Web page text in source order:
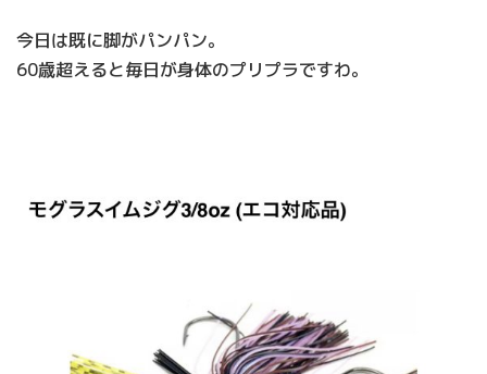
今日は既に脚がパンパン。
60歳超えると毎日が身体のプリプラですわ。